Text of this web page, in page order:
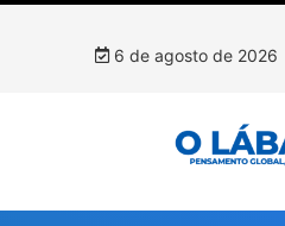
6 de agosto de 2026